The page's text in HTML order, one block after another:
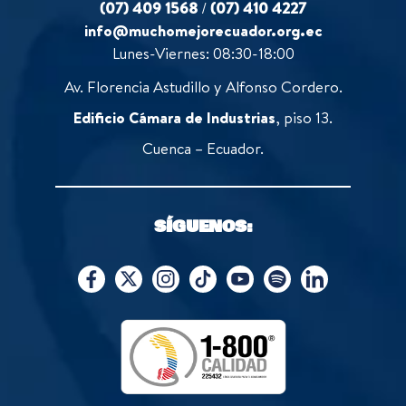
(07) 409 1568 /(07) 410 4227
info@muchomejorecuador.org.ec
Lunes-Viernes: 08:30-18:00
Av. Florencia Astudillo y Alfonso Cordero.
Edificio Cámara de Industrias, piso 13.
Cuenca – Ecuador.
SÍGUENOS: